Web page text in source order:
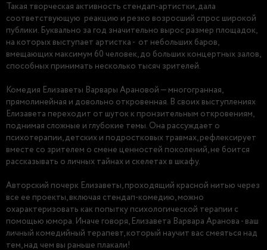
Такая творческая активность стендап-артистки, дала
соответствующую реакцию и резко возросший спрос широкой
публики. Буквально за год значительно вырос размер площадок,
на которых выступает артистка - от небольших баров,
вмещающих максимум 60 человек, до больших концертных залов,
способных принимать несколько тысяч зрителей.
Комедия Елизаветы Варвары Арановой — многогранная,
прямолинейная и довольно откровенная. В своих выступлениях
Елизавета переходит от шуток к пронзительным откровениям,
поднимая сложные и глубокие темы. Она рассуждает о
психотерапии, детских и подростковых травмах, рефлексирует
вместе со зрителем о смене ценностей поколений, не боится
рассказывать о личных тайнах и скелетах в шкафу.
Авторский почерк Елизаветы, проходящий красной нитью через
все ее проекты, включая стендап-комедию, можно
охарактеризовать как попытку психологической терапии с
помощью юмора. Иначе говоря, Елизавета Варвара Аранова - ваш
личный комедийный терапевт, который научит вас смеяться над
тем, над чем вы раньше плакали!